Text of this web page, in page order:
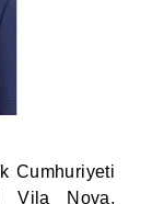
Cumhuriyeti
Vila Nova,